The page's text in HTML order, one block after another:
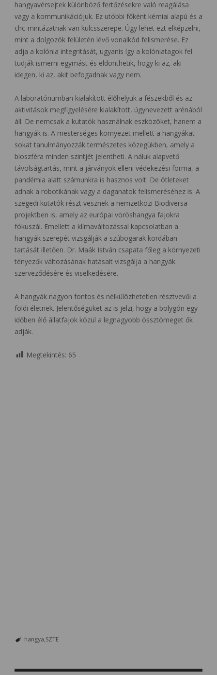
hangyavérsejtek különböző fertőzésekre való reagálása
vagy a kommunikációjuk. Ez utóbbi főként kémiai alapú és a
chc-mintázatnak van kulcsszerepe. Úgy lehet ezt elképzelni,
mint a dolgozók felületén lévő vonalkód felismerése. Ez
adja a kolónia integritását, ugyanis így a kolóniatagok fel
tudják ismerni egymást és eldönthetik, hogy ki az, aki
idegen, ki az, akit befogadnak vagy nem.
A laboratóriumban kialakított élőhelyük a fészekből és az
aktivitások megfigyelésére kialakított, úgynevezett arénából
áll. De nemcsak a kutatók használnak eszközöket, hanem a
hangyák is. A mesterséges környezet mellett a hangyákat
sokat tanulmányozzák természetes közegükben, amely a
bioszféra minden szintjét jelentheti. A náluk alapvető
távolságtartás, mint a járványok elleni védekezési forma, a
pandémia alatt számunkra is hasznos volt. De ötleteket
adnak a robotikának vagy a daganatok felismeréséhez is. A
szegedi kutatók részt vesznek a nemzetközi Biodiversa-
projektben is, amely az európai vöröshangya fajokra
fókuszál. Emellett a klímaváltozással kapcsolatban a
hangyák szerepét vizsgálják a szúbogarak kordában
tartását illetően. Dr. Maák István csapata főleg a környezeti
tényezők változásának hatásait vizsgálja a hangyák
szerveződésére és viselkedésére.
A hangyák nagyon fontos és nélkülözhetetlen résztvevői a
földi életnek. Jelentőségüket az is jelzi, hogy a bolygón egy
időben élő állatfajok közül a legnagyobb össztömeget ők
adják.
Megtekintés: 65
hangya SZTE